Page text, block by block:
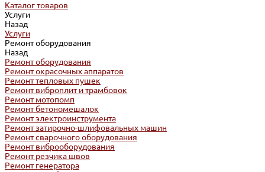
Каталог товаров
Услуги
Назад
Услуги
Ремонт оборудования
Назад
Ремонт оборудования
Ремонт окрасочных аппаратов
Ремонт тепловых пушек
Ремонт виброплит и трамбовок
Ремонт мотопомп
Ремонт бетономешалок
Ремонт электроинструмента
Ремонт затирочно-шлифовальных машин
Ремонт сварочного оборудования
Ремонт виброоборудования
Ремонт резчика швов
Ремонт генератора